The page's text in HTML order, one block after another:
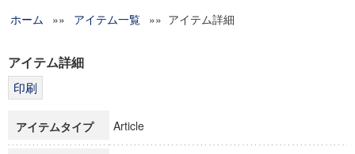
グローバルリサーチインスティテュート
科学研究費補助金研究成果報告書
博士課程教育リーディングプログラム「超成熟社会発展のサ
ホーム »» アイテム一覧 »» アイテム詳細
アイテム詳細
アイテムタイプ Article